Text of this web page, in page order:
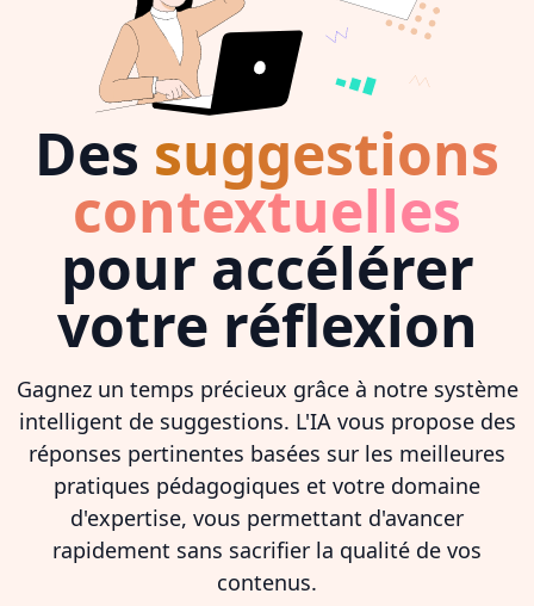
Des suggestions
contextuelles
pour accélérer
votre réflexion
Gagnez un temps précieux grâce à notre système
intelligent de suggestions. L'IA vous propose des
réponses pertinentes basées sur les meilleures
pratiques pédagogiques et votre domaine
d'expertise, vous permettant d'avancer
rapidement sans sacrifier la qualité de vos
contenus.